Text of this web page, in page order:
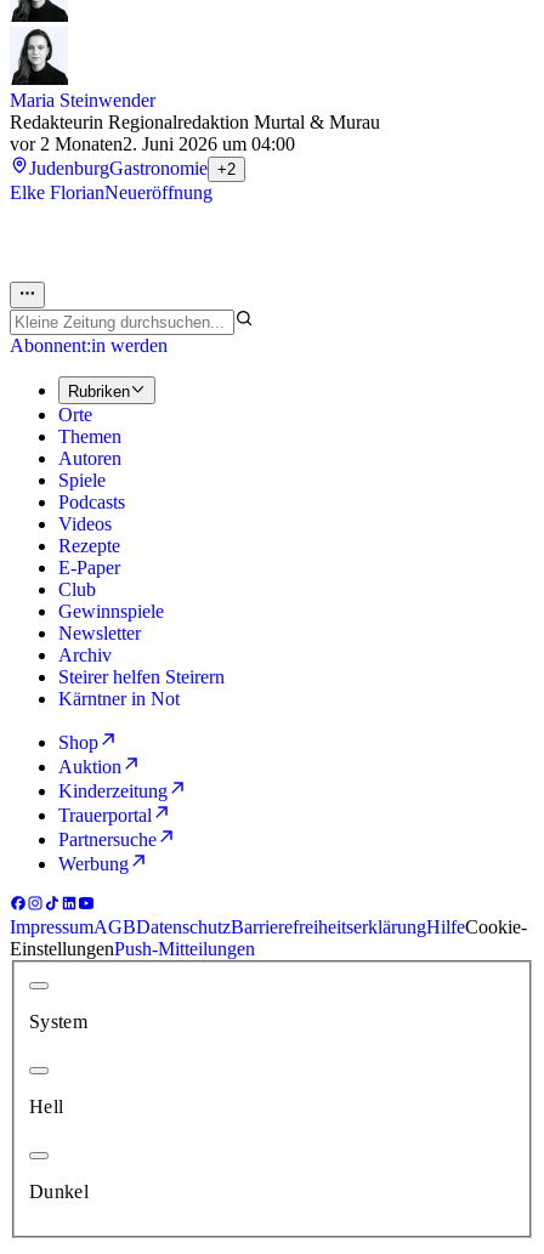
Maria Steinwender
Redakteurin Regionalredaktion Murtal & Murau
vor 2 Monaten2. Juni 2026 um 04:00
JudenburgGastronomie +2
Elke FlorianNeueröffnung
Abonnent:in werden
Rubriken
Orte
Themen
Autoren
Spiele
Podcasts
Videos
Rezepte
E-Paper
Club
Gewinnspiele
Newsletter
Archiv
Steirer helfen Steirern
Kärntner in Not
Shop
Auktion
Kinderzeitung
Trauerportal
Partnersuche
Werbung
ImpressumAGBDatenschutzBarrierefreiheitserklärungHilfeCookie-
EinstellungenPush-Mitteilungen
System
Hell
Dunkel